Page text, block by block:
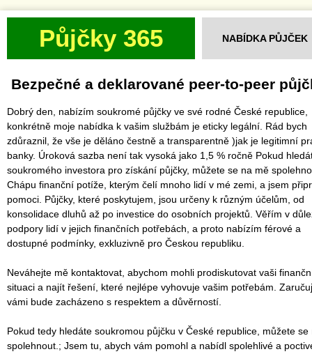
Půjčky 365 NABÍDKA PŮJČEK
‎Bezpečné a deklarované peer-to-peer
Dobrý den, nabízím soukromé půjčky ve své rodné České republice,
konkrétně moje nabídka k vašim službám je eticky legální. Rád bych
zdůraznil, že vše je děláno čestně a transparentně )jak je legitimní
banky. Úroková sazba není tak vysoká jako 1,5 % ročně Pokud
soukromého investora pro získání půjčky, můžete se na mě
Chápu finanční potíže, kterým čelí mnoho lidí v mé zemi, a jsem
pomoci. Půjčky, které poskytujem, jsou určeny k různým účelům, od
konsolidace dluhů až po investice do osobních projektů. Věřím v
podpory lidí v jejich finančních potřebách, a proto nabízím férové a
dostupné podmínky, exkluzivně pro Českou republiku.
Neváhejte mě kontaktovat, abychom mohli prodiskutovat vaši
situaci a najít řešení, které nejlépe vyhovuje vašim potřebám.
vámi bude zacházeno s respektem a důvěrností.
Pokud tedy hledáte soukromou půjčku v České republice, můžete se
spolehnout.; Jsem tu, abych vám pomohl a nabídl spolehlivé a